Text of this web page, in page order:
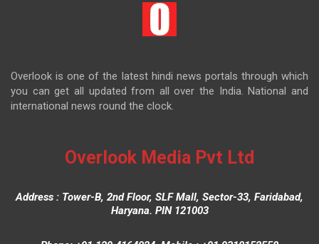
Overlook is one of the latest hindi news portals through which
you can get all updated from all over the India. National and
international news round the clock.
Overlook Media Pvt Ltd
Address : Tower-B, 2nd Floor, SLF Mall, Sector-33, Faridabad,
Haryana. PIN 121003